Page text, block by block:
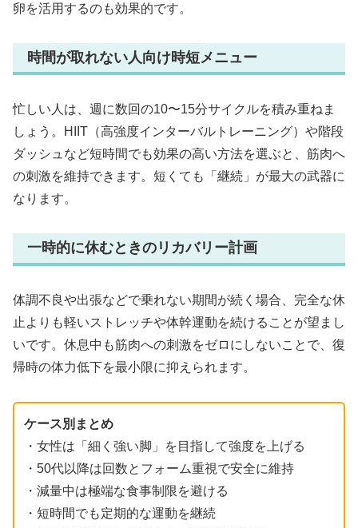
卵を活用するのも効果的です。
時間が取れない人向け時短メニュー
忙しい人は、週に数回の10〜15分サイクルを積み重ねま
しょう。HIIT（高強度インターバルトレーニング）や階段
ダッシュなど短時間でも効果の高い方法を選ぶと、筋肉へ
の刺激を維持できます。短くても「継続」が最大の武器に
なります。
一時的に休むときのリカバリー計画
体調不良や出張などで乗れない期間が続く場合、完全な休
止よりも軽いストレッチや体幹運動を続けることが望まし
いです。休息中も筋肉への刺激をゼロにしないことで、復
帰時の体力低下を最小限に抑えられます。
ケース別まとめ
・女性は「細く強い脚」を目指して強度を上げる
・50代以降は回数とフォーム重視で安全に維持
・減量中は極端な食事制限を避ける
・短時間でも定期的な運動を継続